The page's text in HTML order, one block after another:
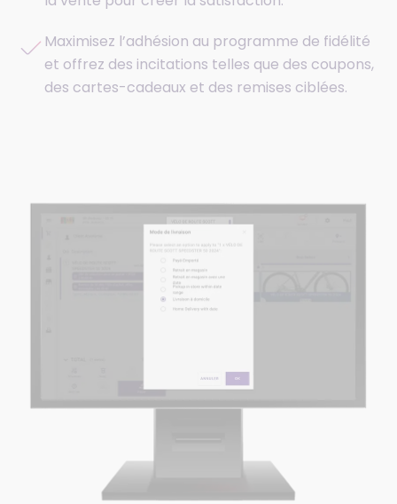
Maximisez l’adhésion au programme de fidélité
et offrez des incitations telles que des coupons,
des cartes-cadeaux et des remises ciblées.